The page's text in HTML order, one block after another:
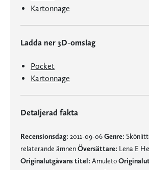
Kartonnage
Ladda ner 3D-omslag
Pocket
Kartonnage
Detaljerad fakta
Recensionsdag: 2011-09-06Genre:
relaterande ämnenÖversättare: Lena E
Originalutgåvans titel: Amuleto